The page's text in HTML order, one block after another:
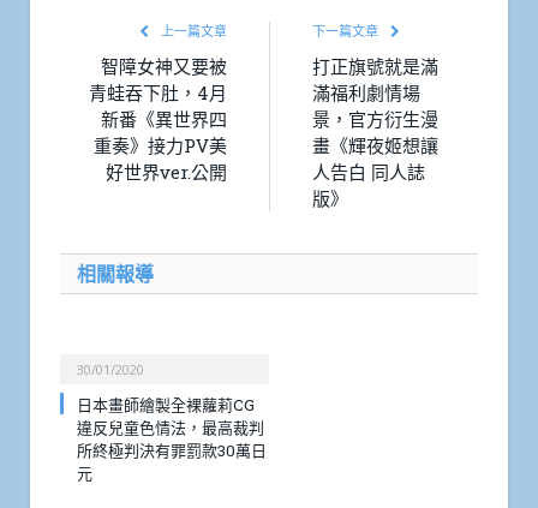
上一篇文章
智障女神又要被
青蛙吞下肚，4月
新番《異世界四
重奏》接力PV美
好世界ver.公開
下一篇文章
打正旗號就是滿
滿福利劇情場
景，官方衍生漫
畫《輝夜姬想讓
人告白 同人誌
版》
相關報導
30/01/2020
日本畫師繪製全裸蘿莉CG
違反兒童色情法，最高裁判
所終極判決有罪罰款30萬日
元